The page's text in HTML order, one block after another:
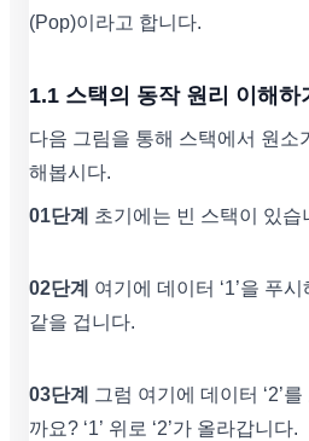
(Pop)이라고 합니다.
1.1 스택의 동작 원리 이해하
다음 그림을 통해 스택에서 원소
해봅시다.
01단계 초기에는 빈 스택이 있습
02단계
여기에 데이터 ‘1’을 푸
같을 겁니다.
03단계
그럼 여기에 데이터 ‘2’
까요? ‘1’ 위로 ‘2’가 올라갑니다.